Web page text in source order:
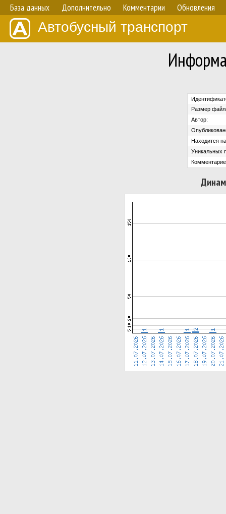
База данных Дополнительно Комментарии Обновления
Автобусный транспорт
Размер
Автор:
Находится
Уникальных